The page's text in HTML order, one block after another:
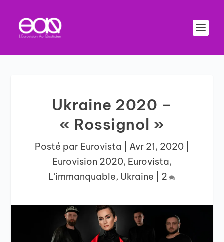
Ukraine 2020 –
« Rossignol »
Posté par Eurovista Avr 21, 2020|
Eurovision 2020, Eurovista,
L'immanquable, Ukraine 2